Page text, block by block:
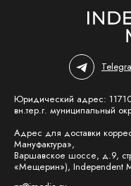
Юридический адрес:
вн.тер.г. муниципальный
Адрес для доставки
Мануфактура»,
Варшавское шоссе, д.9,
«Мещерин»), Independent